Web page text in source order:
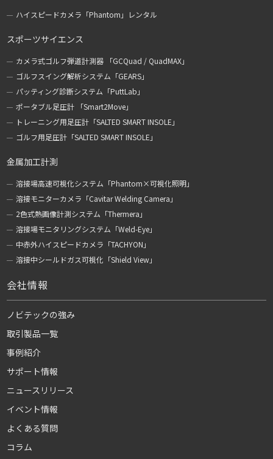
ハイスピードカメラ「Phantom」レンタル
スポーツサイエンス
カメラ式ゴルフ弾道計測器 「GCQuad / QuadMAX」
ゴルフスイング解析システム「GEARS」
パッティング診断システム「PuttLab」
ポータブル足圧計 「Smart2Move」
トレーニング用足圧計「SALTED SMART INSOLE」
ゴルフ用足圧計「SALTED SMART INSOLE」
金属加工計測
溶接場高速可視化システム「Phantom×可視化照明」
溶接モニターカメラ「Cavitar Welding Camera」
2色式熱画像計測システム「Thermera」
溶接場モニタリングシステム「Weld-Eye」
中赤外ハイスピードカメラ「TACHYON」
溶接中シールドガス可視化「Shield View」
会社情報
ノビテックの強み
取引製品一覧
事例紹介
サポート情報
ニュースリリース
イベント情報
よくある質問
コラム